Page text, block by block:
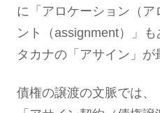
に「アロケーション（ア
ント（assignment）」
タカナの「アサイン」が
債権の譲渡の文脈では、